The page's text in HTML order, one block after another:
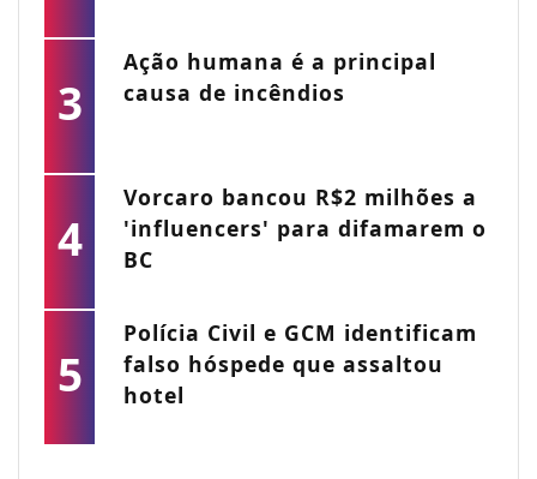
3
Ação humana é a principal
causa de incêndios
4
Vorcaro bancou R$2 milhões a
'influencers' para difamarem o
BC
5
Polícia Civil e GCM identificam
falso hóspede que assaltou
hotel